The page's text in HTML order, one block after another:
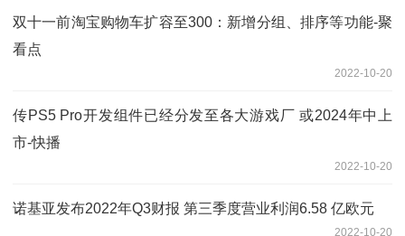
双十一前淘宝购物车扩容至300：新增分组、排序等功能-聚
看点
2022-10-20
传PS5 Pro开发组件已经分发至各大游戏厂 或2024年中上
市-快播
2022-10-20
诺基亚发布2022年Q3财报 第三季度营业利润6.58 亿欧元
2022-10-20